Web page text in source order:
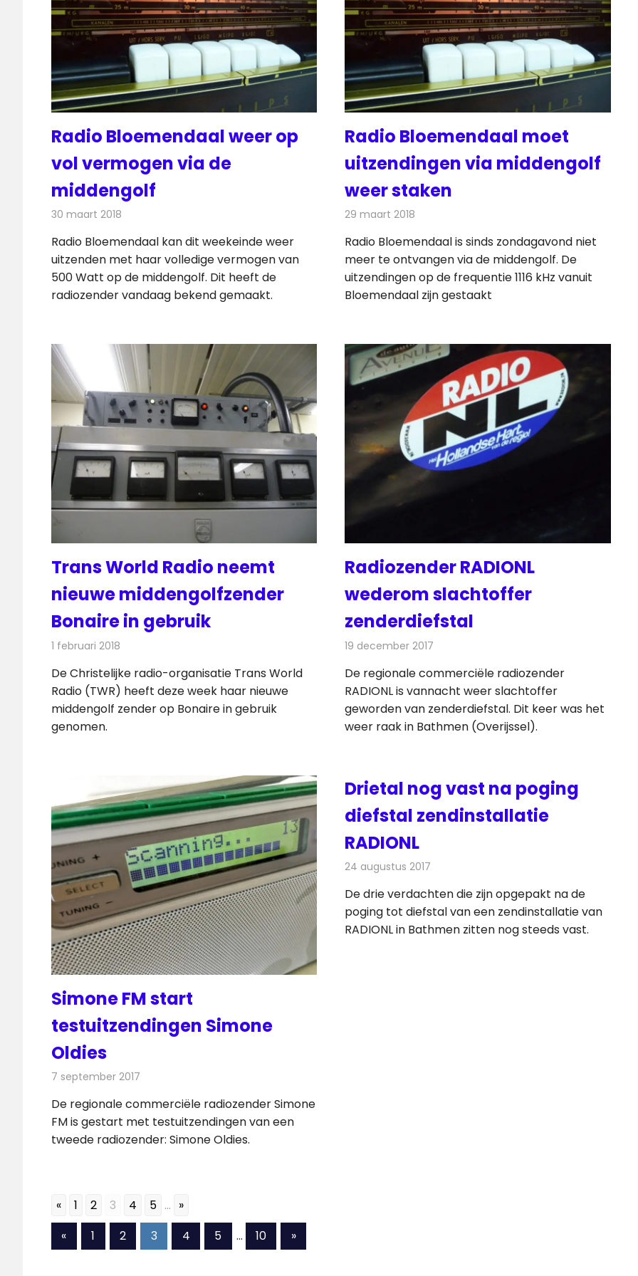
Radio Bloemendaal weer op
vol vermogen via de
middengolf
30 maart 2018
Radio Bloemendaal kan dit weekeinde weer
uitzenden met haar volledige vermogen van
500 Watt op de middengolf. Dit heeft de
radiozender vandaag bekend gemaakt.
Radio Bloemendaal moet
uitzendingen via middengolf
weer staken
29 maart 2018
Radio Bloemendaal is sinds zondagavond niet
meer te ontvangen via de middengolf. De
uitzendingen op de frequentie 1116 kHz vanuit
Bloemendaal zijn gestaakt
Trans World Radio neemt
nieuwe middengolfzender
Bonaire in gebruik
1 februari 2018
De Christelijke radio-organisatie Trans World
Radio (TWR) heeft deze week haar nieuwe
middengolf zender op Bonaire in gebruik
genomen.
Radiozender RADIONL
wederom slachtoffer
zenderdiefstal
19 december 2017
De regionale commerciële radiozender
RADIONL is vannacht weer slachtoffer
geworden van zenderdiefstal. Dit keer was het
weer raak in Bathmen (Overijssel).
Simone FM start
testuitzendingen Simone
Oldies
7 september 2017
De regionale commerciële radiozender Simone
FM is gestart met testuitzendingen van een
tweede radiozender: Simone Oldies.
Drietal nog vast na poging
diefstal zendinstallatie
RADIONL
24 augustus 2017
De drie verdachten die zijn opgepakt na de
poging tot diefstal van een zendinstallatie van
RADIONL in Bathmen zitten nog steeds vast.
« 1 2 3 4 5 ... »
Berichten
«Vorige
berichten
1 2 3 4 5 … 10
Volgende
berichten
»